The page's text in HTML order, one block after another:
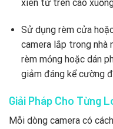
xiên từ trên cao
Sử dụng rèm cửa
camera lắp trong nhà
rèm mỏng hoặc dán
giảm đáng kể cường
Giải Pháp Cho Từng
Mỗi dòng camera có